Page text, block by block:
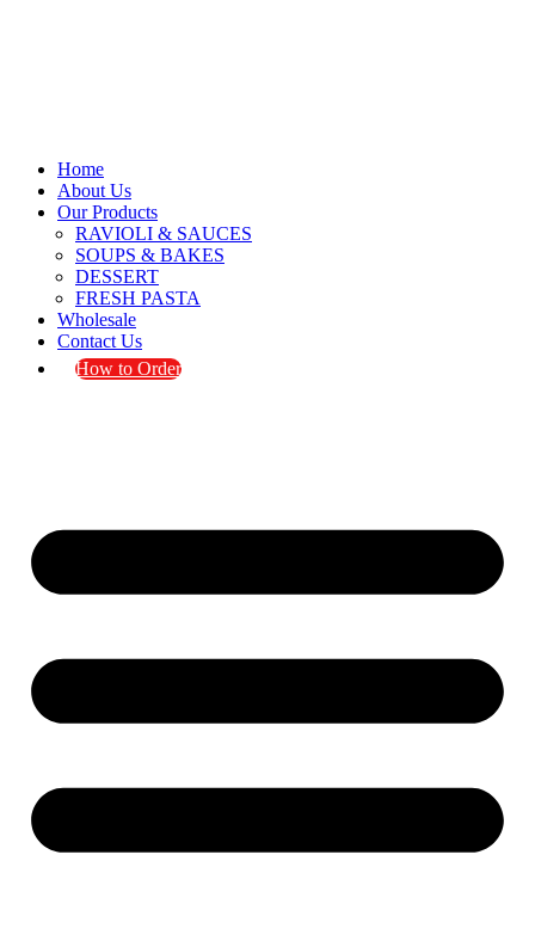
Home
About Us
Our Products
RAVIOLI & SAUCES
SOUPS & BAKES
DESSERT
FRESH PASTA
Wholesale
Contact Us
How to Order